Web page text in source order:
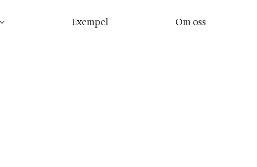
Exempel Om oss